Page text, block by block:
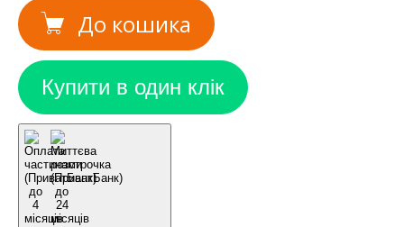
До кошика